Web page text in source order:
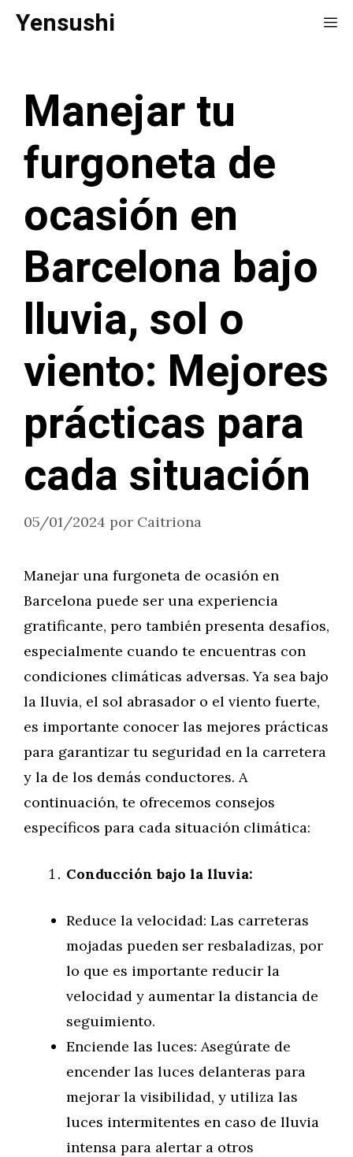
SaltarYensushi
Manejar tu
furgoneta de
ocasión en
Barcelona bajo
lluvia, sol o
viento: Mejores
prácticas para
cada situación
05/01/2024 por Caitriona
Manejar una furgoneta de ocasión en
Barcelona puede ser una experiencia
gratificante, pero también presenta desafíos,
especialmente cuando te encuentras con
condiciones climáticas adversas. Ya sea bajo
la lluvia, el sol abrasador o el viento fuerte,
es importante conocer las mejores prácticas
para garantizar tu seguridad en la carretera
y la de los demás conductores. A
continuación, te ofrecemos consejos
específicos para cada situación climática:
Conducción bajo la lluvia:
Reduce la velocidad: Las carreteras
mojadas pueden ser resbaladizas, por
lo que es importante reducir la
velocidad y aumentar la distancia de
seguimiento.
Enciende las luces: Asegúrate de
encender las luces delanteras para
mejorar la visibilidad, y utiliza las
luces intermitentes en caso de lluvia
intensa para alertar a otros